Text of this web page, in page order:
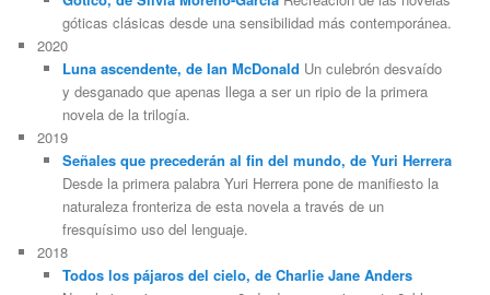
góticas clásicas desde una sensibilidad más contemporánea.
2020
Luna ascendente, de Ian McDonald Un culebrón desvaído
y desganado que apenas llega a ser un ripio de la primera
novela de la trilogía.
2019
Señales que precederán al fin del mundo, de Yuri Herrera
Desde la primera palabra Yuri Herrera pone de manifiesto la
naturaleza fronteriza de esta novela a través de un
fresquísimo uso del lenguaje.
2018
Todos los pájaros del cielo, de Charlie Jane Anders